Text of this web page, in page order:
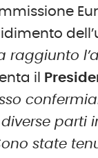
raggiunto
il
parti
state